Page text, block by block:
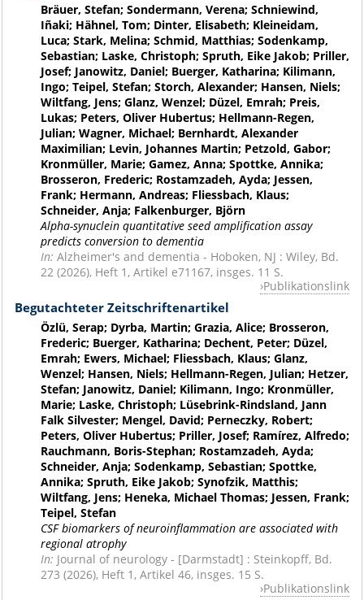
Bräuer, Stefan; Sondermann, Verena; Schniewind,
Iñaki; Hähnel, Tom; Dinter, Elisabeth; Kleineidam,
Luca; Stark, Melina; Schmid, Matthias; Sodenkamp,
Sebastian; Laske, Christoph; Spruth, Eike Jakob; Priller,
Josef; Janowitz, Daniel; Buerger, Katharina; Kilimann,
Ingo; Teipel, Stefan; Storch, Alexander; Hansen, Niels;
Wiltfang, Jens; Glanz, Wenzel; Düzel, Emrah; Preis,
Lukas; Peters, Oliver Hubertus; Hellmann-Regen,
Julian; Wagner, Michael; Bernhardt, Alexander
Maximilian; Levin, Johannes Martin; Petzold, Gabor;
Kronmüller, Marie; Gamez, Anna; Spottke, Annika;
Brosseron, Frederic; Rostamzadeh, Ayda; Jessen,
Frank; Hermann, Andreas; Fliessbach, Klaus;
Schneider, Anja; Falkenburger, Björn
Alpha-synuclein quantitative seed amplification assay
predicts conversion to dementia
In: Alzheimer's and dementia - Hoboken, NJ : Wiley, Bd.
22 (2026), Heft 1, Artikel e71167, insges. 11 S.
Publikationslink
Begutachteter Zeitschriftenartikel
Özlü, Serap; Dyrba, Martin; Grazia, Alice; Brosseron,
Frederic; Buerger, Katharina; Dechent, Peter; Düzel,
Emrah; Ewers, Michael; Fliessbach, Klaus; Glanz,
Wenzel; Hansen, Niels; Hellmann-Regen, Julian; Hetzer,
Stefan; Janowitz, Daniel; Kilimann, Ingo; Kronmüller,
Marie; Laske, Christoph; Lüsebrink-Rindsland, Jann
Falk Silvester; Mengel, David; Perneczky, Robert;
Peters, Oliver Hubertus; Priller, Josef; Ramírez, Alfredo;
Rauchmann, Boris-Stephan; Rostamzadeh, Ayda;
Schneider, Anja; Sodenkamp, Sebastian; Spottke,
Annika; Spruth, Eike Jakob; Synofzik, Matthis;
Wiltfang, Jens; Heneka, Michael Thomas; Jessen, Frank;
Teipel, Stefan
CSF biomarkers of neuroinflammation are associated with
regional atrophy
In: Journal of neurology - [Darmstadt] : Steinkopff, Bd.
273 (2026), Heft 1, Artikel 46, insges. 15 S.
Publikationslink